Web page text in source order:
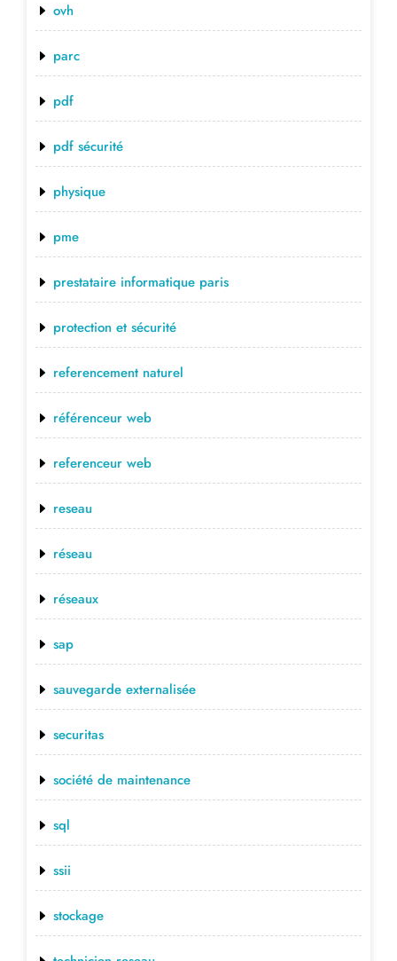
ovh
parc
pdf
pdf sécurité
physique
pme
prestataire informatique paris
protection et sécurité
referencement naturel
référenceur web
referenceur web
reseau
réseau
réseaux
sap
sauvegarde externalisée
securitas
société de maintenance
sql
ssii
stockage